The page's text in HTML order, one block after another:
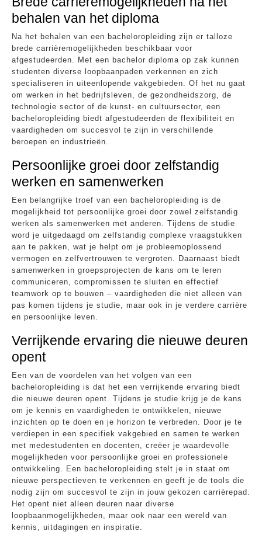
behalen van het diploma
Na het behalen van een bacheloropleiding zijn er talloze
brede carrièremogelijkheden beschikbaar voor
afgestudeerden. Met een bachelor diploma op zak kunnen
studenten diverse loopbaanpaden verkennen en zich
specialiseren in uiteenlopende vakgebieden. Of het nu gaat
om werken in het bedrijfsleven, de gezondheidszorg, de
technologie sector of de kunst- en cultuursector, een
bacheloropleiding biedt afgestudeerden de flexibiliteit en
vaardigheden om succesvol te zijn in verschillende
beroepen en industrieën.
Persoonlijke groei door zelfstandig
werken en samenwerken
Een belangrijke troef van een bacheloropleiding is de
mogelijkheid tot persoonlijke groei door zowel zelfstandig
werken als samenwerken met anderen. Tijdens de studie
word je uitgedaagd om zelfstandig complexe vraagstukken
aan te pakken, wat je helpt om je probleemoplossend
vermogen en zelfvertrouwen te vergroten. Daarnaast biedt
samenwerken in groepsprojecten de kans om te leren
communiceren, compromissen te sluiten en effectief
teamwork op te bouwen – vaardigheden die niet alleen van
pas komen tijdens je studie, maar ook in je verdere carrière
en persoonlijke leven.
Verrijkende ervaring die nieuwe deuren
opent
Een van de voordelen van het volgen van een
bacheloropleiding is dat het een verrijkende ervaring biedt
die nieuwe deuren opent. Tijdens je studie krijg je de kans
om je kennis en vaardigheden te ontwikkelen, nieuwe
inzichten op te doen en je horizon te verbreden. Door je te
verdiepen in een specifiek vakgebied en samen te werken
met medestudenten en docenten, creëer je waardevolle
mogelijkheden voor persoonlijke groei en professionele
ontwikkeling. Een bacheloropleiding stelt je in staat om
nieuwe perspectieven te verkennen en geeft je de tools die
nodig zijn om succesvol te zijn in jouw gekozen carrièrepad.
Het opent niet alleen deuren naar diverse
loopbaanmogelijkheden, maar ook naar een wereld van
kennis, uitdagingen en inspiratie.